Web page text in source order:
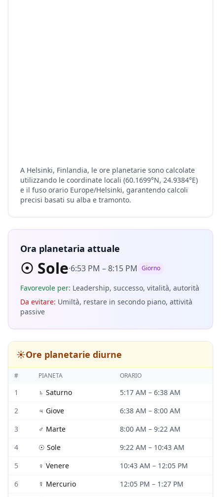
A Helsinki, Finlandia, le ore planetarie sono calcolate
utilizzando le coordinate locali (60.1699°N, 24.9384°E)
e il fuso orario Europe/Helsinki, garantendo calcoli
precisi basati su alba e tramonto.
Ora planetaria attuale
☉ Sole·6:53 PM –8:15 PM Giorno
Favorevole per: Leadership, successo, vitalità, autorità
Da evitare: Umiltà, restare in secondo piano, attività
passive
☀️Ore planetarie diurne
# PIANETA ORARIO
1 ♄ Saturno 5:17 AM – 6:38 AM
2
♃ Giove 6:38 AM – 8:00 AM
3
♂ Marte 8:00 AM – 9:22 AM
4
☉ Sole 9:22 AM – 10:43 AM
5
♀ Venere 10:43 AM – 12:05 PM
6
☿ Mercurio 12:05 PM – 1:27 PM